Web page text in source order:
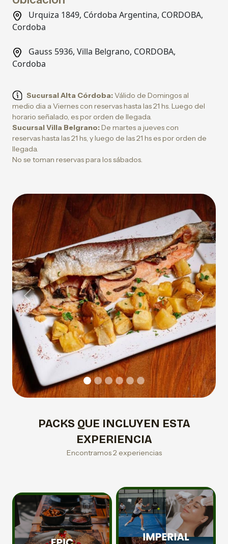
Urquiza 1849, Córdoba Argentina, CORDOBA,
Cordoba
Gauss 5936, Villa Belgrano, CORDOBA,
Cordoba
Sucursal Alta Córdoba:Válido de Domingos al
medio dia a Viernes con reservas hasta las 21 hs. Luego del
horario señalado, es por orden de llegada.
Sucursal Villa Belgrano:De martes a jueves con
reservas hasta las 21 hs, y luego de las 21 hs es por orden de
llegada.
No se toman reservas para los sábados.
Previous Next
PACKS QUE INCLUYEN ESTA
EXPERIENCIA
Encontramos 2 experiencias